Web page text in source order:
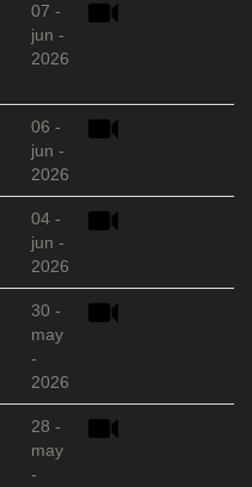
07 -
jun -
2026
06 -
jun -
2026
04 -
jun -
2026
30 -
may
-
2026
28 -
may
-